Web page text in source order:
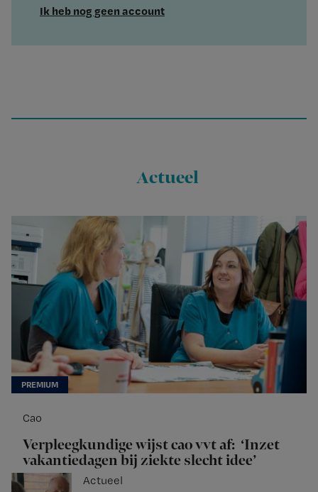
Ik heb nog geen account
Actueel
Cao
Verpleegkundige wijst cao vvt af: ‘Inzet
vakantiedagen bij ziekte slecht idee’
Actueel